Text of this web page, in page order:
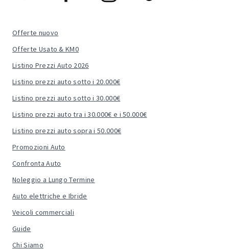
Offerte nuovo
Offerte Usato & KM0
Listino Prezzi Auto 2026
Listino prezzi auto sotto i 20.000€
Listino prezzi auto sotto i 30.000€
Listino prezzi auto tra i 30.000€ e i 50.000€
Listino prezzi auto sopra i 50.000€
Promozioni Auto
Confronta Auto
Noleggio a Lungo Termine
Auto elettriche e Ibride
Veicoli commerciali
Guide
Chi Siamo